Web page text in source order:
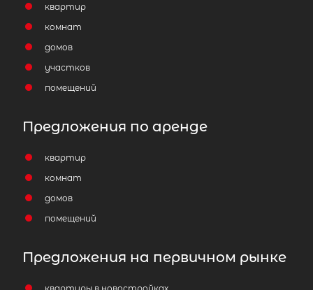
квартир
комнат
домов
участков
помещений
Предложения по аренде
квартир
комнат
домов
помещений
Предложения на первичном рынке